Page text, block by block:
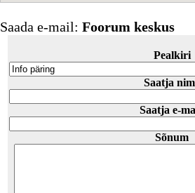
Saada e-mail: Foorum keskus
Pealkiri
Saatja
Saatja e-
Sõnum